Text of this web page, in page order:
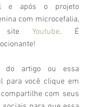
e após o projeto
com microcefalia,
site Youtube. É
do artigo ou essa
para você clique em
com seus